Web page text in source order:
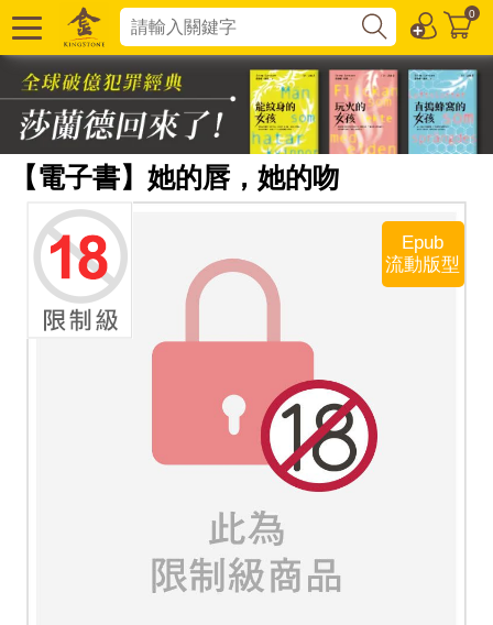
0
【電子書】她的唇，她的吻
Epub
流動版型